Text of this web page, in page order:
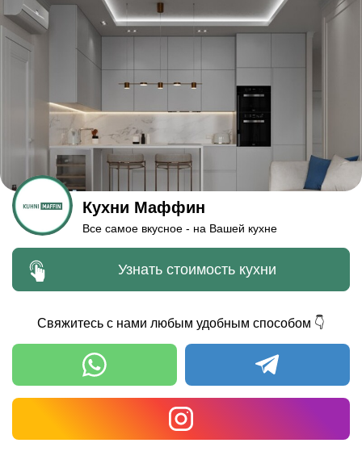
Кухни Маффин
Все самое вкусное - на Вашей кухне
Узнать стоимость кухни
Свяжитесь с нами любым удобным способом 👇